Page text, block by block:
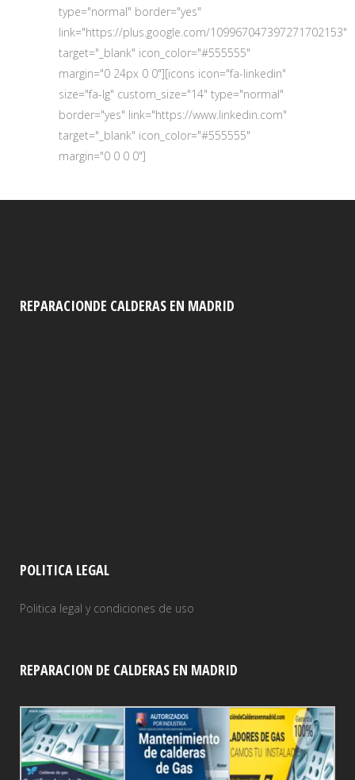
type="normal" border="yes"
link="https://plus.google.com/109967047397271702153"
target="_blank" icon_color="#555555"
margin="0 24px 0 0"][icons icon="fa-linkedin"
size="fa-lg" custom_size="14" type="normal"
border="yes" link="https://www.linkedin.com"
target="_blank" icon_color="#555555"
margin="0 0 0 0"]
REPARACIONDE CALDERAS EN MADRID
POLITICA LEGAL
Politica legal y condiciones de uso
REPARACION DE CALDERAS EN MADRID